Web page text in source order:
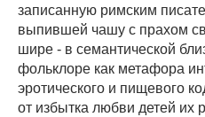
записанную римским
выпившей чашу с прахом
шире - в семантической
фольклоре как метафора
эротического и пищевого
от избытка любви детей их